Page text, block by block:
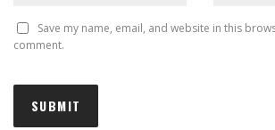
Save my name, email, and website in this
comment.